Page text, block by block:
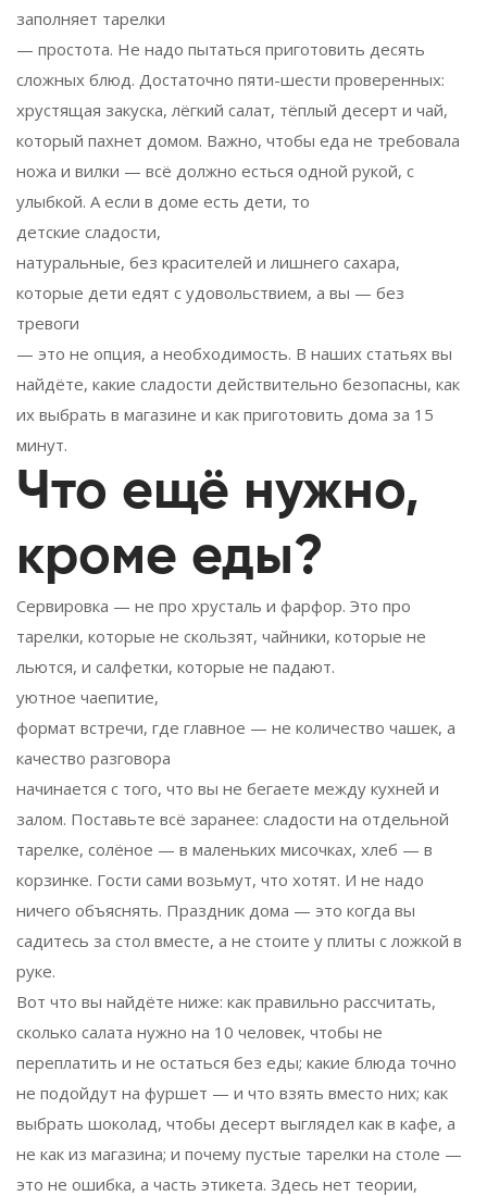
заполняет тарелки
— простота. Не надо пытаться приготовить десять
сложных блюд. Достаточно пяти-шести проверенных:
хрустящая закуска, лёгкий салат, тёплый десерт и чай,
который пахнет домом. Важно, чтобы еда не требовала
ножа и вилки — всё должно есться одной рукой, с
улыбкой. А если в доме есть дети, то
детские сладости,
натуральные, без красителей и лишнего сахара,
которые дети едят с удовольствием, а вы — без
тревоги
— это не опция, а необходимость. В наших статьях вы
найдёте, какие сладости действительно безопасны, как
их выбрать в магазине и как приготовить дома за 15
минут.
Что ещё нужно,
кроме еды?
Сервировка — не про хрусталь и фарфор. Это про
тарелки, которые не скользят, чайники, которые не
льются, и салфетки, которые не падают.
уютное чаепитие,
формат встречи, где главное — не количество чашек, а
качество разговора
начинается с того, что вы не бегаете между кухней и
залом. Поставьте всё заранее: сладости на отдельной
тарелке, солёное — в маленьких мисочках, хлеб — в
корзинке. Гости сами возьмут, что хотят. И не надо
ничего объяснять. Праздник дома — это когда вы
садитесь за стол вместе, а не стоите у плиты с ложкой в
руке.
Вот что вы найдёте ниже: как правильно рассчитать,
сколько салата нужно на 10 человек, чтобы не
переплатить и не остаться без еды; какие блюда точно
не подойдут на фуршет — и что взять вместо них; как
выбрать шоколад, чтобы десерт выглядел как в кафе, а
не как из магазина; и почему пустые тарелки на столе —
это не ошибка, а часть этикета. Здесь нет теории,